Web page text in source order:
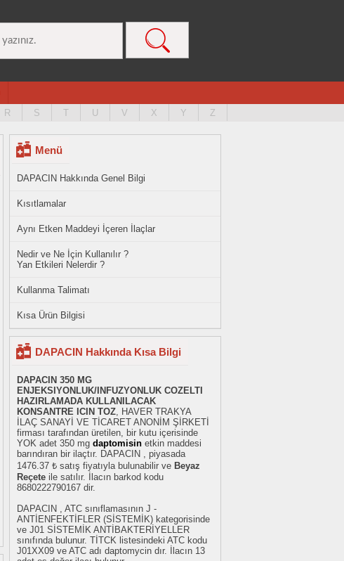
R S T U V X Y Z
Menü
DAPACIN Hakkında Genel Bilgi
Kısıtlamalar
Aynı Etken Maddeyi İçeren İlaçlar
Nedir ve Ne İçin Kullanılır ?
Yan Etkileri Nelerdir ?
Kullanma Talimatı
Kısa Ürün Bilgisi
DAPACIN Hakkında Kısa Bilgi
DAPACIN 350 MG
ENJEKSIYONLUK/INFUZYONLUK COZELTI
HAZIRLAMADA KULLANILACAK
KONSANTRE ICIN TOZ, HAVER TRAKYA
İLAÇ SANAYİ VE TİCARET ANONİM ŞİRKETİ
firması tarafından üretilen, bir kutu içerisinde
YOK adet 350 mg daptomisin etkin maddesi
barındıran bir ilaçtır. DAPACIN , piyasada
1476.37 ₺ satış fiyatıyla bulunabilir ve Beyaz
Reçete ile satılır. İlacın barkod kodu
8680222790167 dir.
DAPACIN , ATC sınıflamasının J -
ANTİENFEKTİFLER (SİSTEMİK) kategorisinde
ve J01 SİSTEMİK ANTİBAKTERİYELLER
sınıfında bulunur. TİTCK listesindeki ATC kodu
J01XX09 ve ATC adı daptomycin dır. İlacın 13